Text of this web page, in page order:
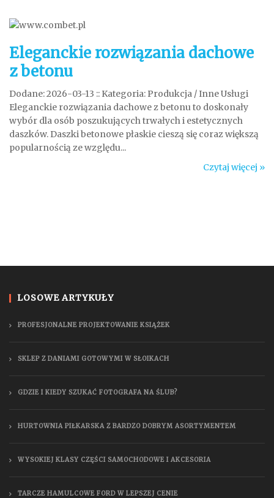
Eleganckie rozwiązania dachowe
z betonu
Dodane: 2026-03-13 :: Kategoria: Produkcja / Inne Usługi
Eleganckie rozwiązania dachowe z betonu to doskonały
wybór dla osób poszukujących trwałych i estetycznych
daszków. Daszki betonowe płaskie cieszą się coraz większą
popularnością ze względu...
Czytaj więcej »
LOSOWE ARTYKUŁY
PROFESJONALNE PROJEKTOWANIE KSIĄŻEK
SKLEP Z DANIAMI GOTOWYMI W SŁOIKACH
GDZIE I KIEDY SZUKAĆ FOTOGRAFA NA ŚLUB?
HURTOWNIA PIŁKARSKA Z BARDZO DOBRYM ASORTYMENTEM
WYSOKIEJ KLASY CZĘŚCI SAMOCHODOWE I AKCESORIA
TARCZE HAMULCOWE FORD W LEPSZEJ CENIE